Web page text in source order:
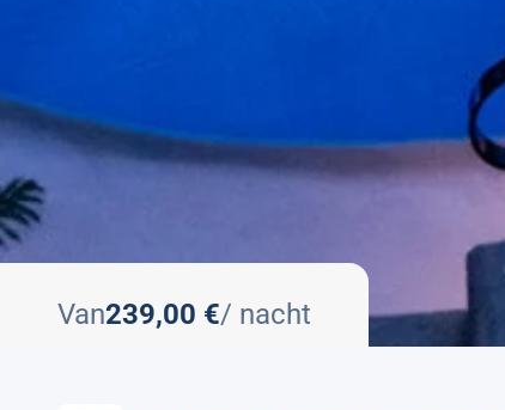
Van239,00 €/ nacht